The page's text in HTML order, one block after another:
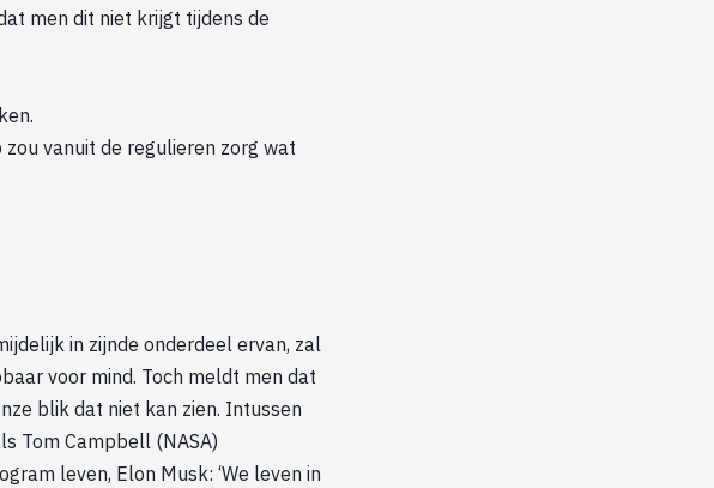
men dit niet krijgt tijdens de
vanuit de regulieren zorg wat
in zijnde onderdeel ervan, zal
voor mind. Toch meldt men dat
blik dat niet kan zien. Intussen
Tom Campbell (NASA)
leven, Elon Musk: ‘We leven in